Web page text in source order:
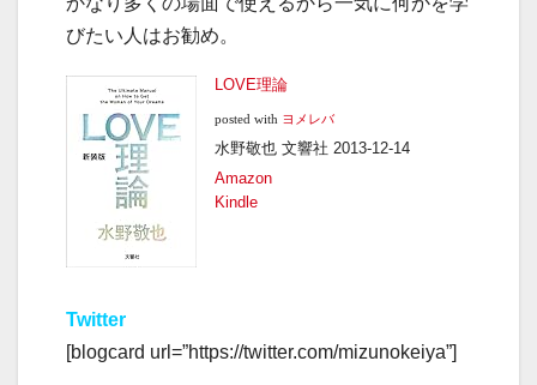
びたい人はお勧め。
LOVE理論
posted with ヨメレバ
水野敬也 文響社 2013-12-14
Amazon
Kindle
Twitter
[blogcard url=”https://twitter.com/mizunokeiya”]